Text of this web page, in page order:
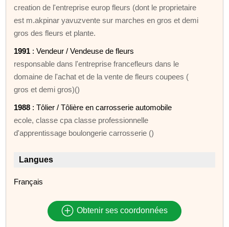
creation de l'entreprise europ fleurs (dont le proprietaire
est m.akpinar yavuzvente sur marches en gros et demi
gros des fleurs et plante.
1991 : Vendeur / Vendeuse de fleurs
responsable dans l'entreprise francefleurs dans le
domaine de l'achat et de la vente de fleurs coupees (
gros et demi gros)()
1988 : Tôlier / Tôlière en carrosserie automobile
ecole, classe cpa classe professionnelle
d'apprentissage boulongerie carrosserie ()
Langues
Français
Obtenir ses coordonnées